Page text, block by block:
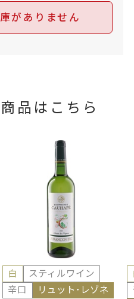
がありません
品はこちら
白
スティルワイン
辛口
リュット･レゾネ